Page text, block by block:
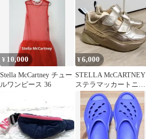
ッグ A4収納
¥ 10,000
Stella McCartney チュー
ルワンピース 36
¥6,000
STELLA McCARTNEY
ステラマッカートニー
スニーカー ピンク